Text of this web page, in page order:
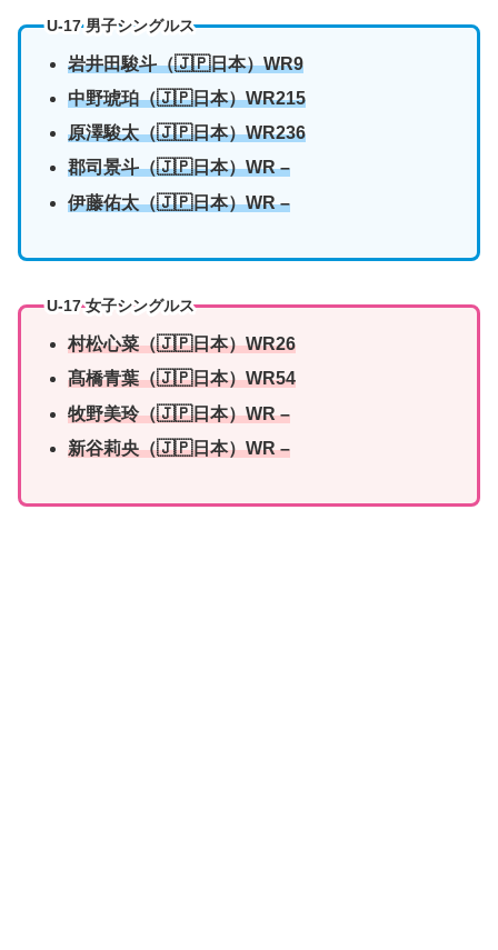
U-17 男子シングルス
岩井田駿斗（🇯🇵日本）WR9
中野琥珀（🇯🇵日本）WR215
原澤駿太（🇯🇵日本）WR236
郡司景斗（🇯🇵日本）WR –
伊藤佑太（🇯🇵日本）WR –
U-17 女子シングルス
村松心菜（🇯🇵日本）WR26
髙橋青葉（🇯🇵日本）WR54
牧野美玲（🇯🇵日本）WR –
新谷莉央（🇯🇵日本）WR –